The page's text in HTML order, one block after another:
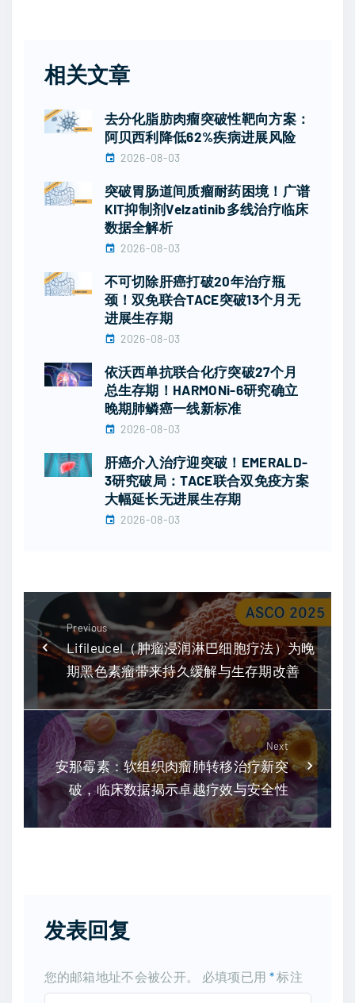
相关文章
去分化脂肪肉瘤突破性靶向方案：
阿贝西利降低62%疾病进展风险
2026-08-03
突破胃肠道间质瘤耐药困境！广谱
KIT抑制剂Velzatinib多线治疗临床
数据全解析
2026-08-03
不可切除肝癌打破20年治疗瓶
颈！双免联合TACE突破13个月无
进展生存期
2026-08-03
依沃西单抗联合化疗突破27个月
总生存期！HARMONi-6研究确立
晚期肺鳞癌一线新标准
2026-08-03
肝癌介入治疗迎突破！EMERALD-
3研究破局：TACE联合双免疫方案
大幅延长无进展生存期
2026-08-03
Previous
Lifileucel（肿瘤浸润淋巴细胞疗法）为晚
期黑色素瘤带来持久缓解与生存期改善
Next
安那霉素：软组织肉瘤肺转移治疗新突
破，临床数据揭示卓越疗效与安全性
发表回复
您的邮箱地址不会被公开。 必填项已用 *标注